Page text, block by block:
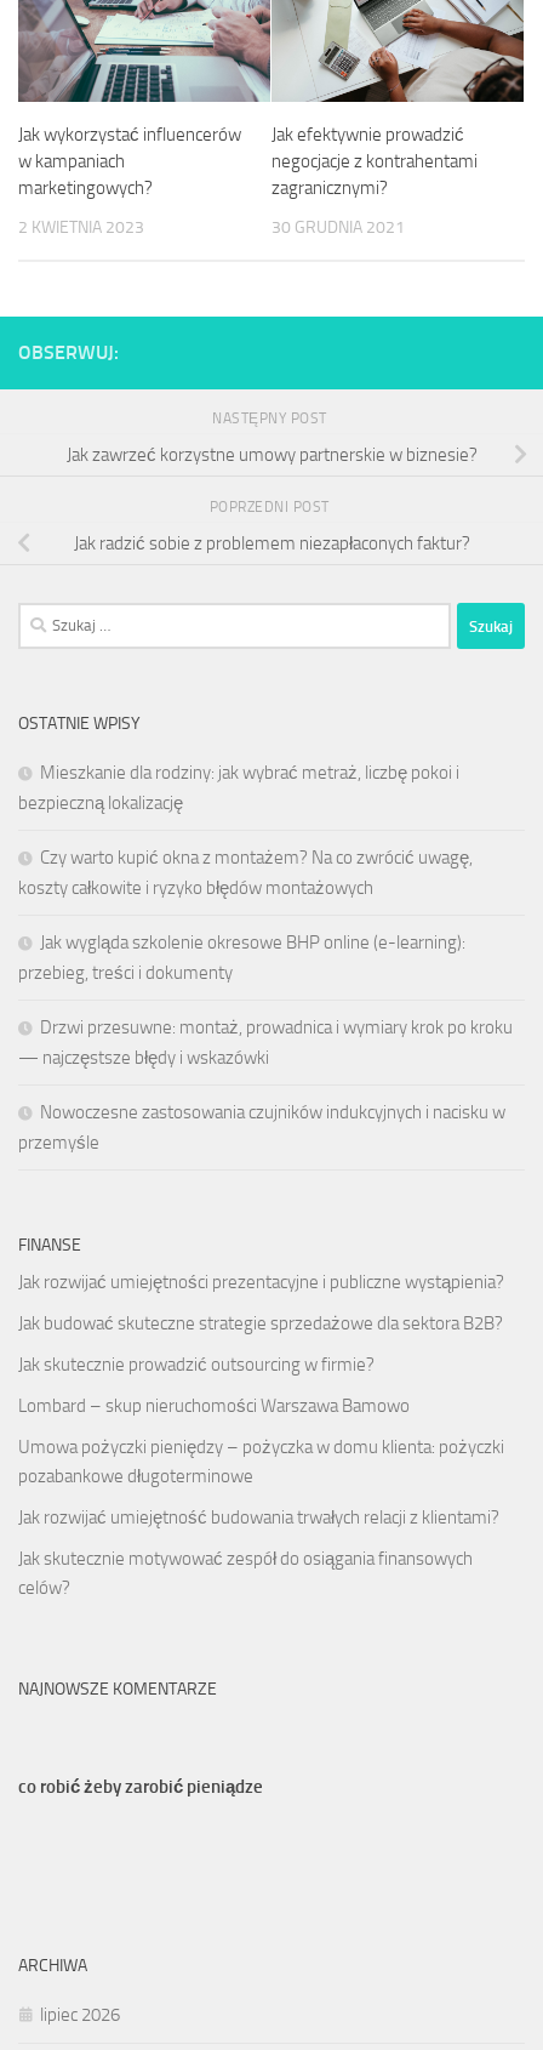
Jak wykorzystać influencerów
w kampaniach
marketingowych?
2 KWIETNIA 2023
Jak efektywnie prowadzić
negocjacje z kontrahentami
zagranicznymi?
30 GRUDNIA 2021
OBSERWUJ:
NASTĘPNY POST
Jak zawrzeć korzystne umowy partnerskie w biznesie?
POPRZEDNI POST
Jak radzić sobie z problemem niezapłaconych faktur?
Szukaj:
OSTATNIE WPISY
Mieszkanie dla rodziny: jak wybrać metraż, liczbę pokoi i
bezpieczną lokalizację
Czy warto kupić okna z montażem? Na co zwrócić uwagę,
koszty całkowite i ryzyko błędów montażowych
Jak wygląda szkolenie okresowe BHP online (e-learning):
przebieg, treści i dokumenty
Drzwi przesuwne: montaż, prowadnica i wymiary krok po kroku
— najczęstsze błędy i wskazówki
Nowoczesne zastosowania czujników indukcyjnych i nacisku w
przemyśle
FINANSE
Jak rozwijać umiejętności prezentacyjne i publiczne wystąpienia?
Jak budować skuteczne strategie sprzedażowe dla sektora B2B?
Jak skutecznie prowadzić outsourcing w firmie?
Lombard – skup nieruchomości Warszawa Bamowo
Umowa pożyczki pieniędzy – pożyczka w domu klienta: pożyczki
pozabankowe długoterminowe
Jak rozwijać umiejętność budowania trwałych relacji z klientami?
Jak skutecznie motywować zespół do osiągania finansowych
celów?
NAJNOWSZE KOMENTARZE
co robić żeby zarobić pieniądze
ARCHIWA
lipiec 2026